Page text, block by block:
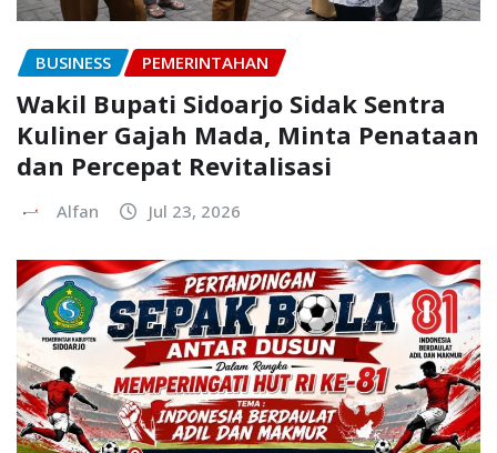
BUSINESS PEMERINTAHAN
Wakil Bupati Sidoarjo Sidak Sentra
Kuliner Gajah Mada, Minta Penataan
dan Percepat Revitalisasi
Alfan Jul 23, 2026